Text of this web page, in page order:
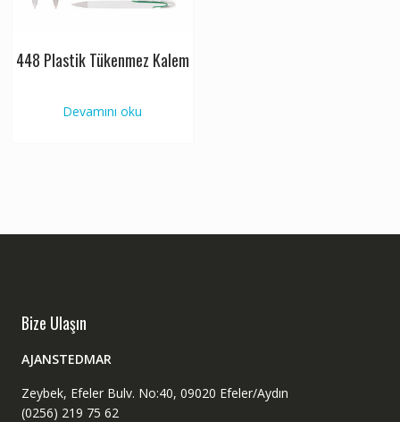
448 Plastik Tükenmez Kalem
Devamını oku
Bize Ulaşın
AJANSTEDMAR
Zeybek, Efeler Bulv. No:40, 09020 Efeler/Aydın
(0256) 219 75 62